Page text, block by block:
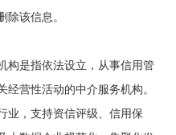
除该信息。
是指依法设立，从事信用管
营性活动的中介服务机构。
，支持资信评级、信用保